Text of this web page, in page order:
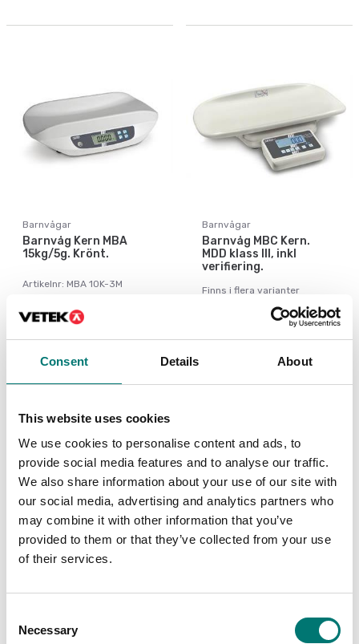
Consent Details About
This website uses cookies
We use cookies to personalise content and ads, to
provide social media features and to analyse our traffic.
We also share information about your use of our site with
our social media, advertising and analytics partners who
may combine it with other information that you’ve
provided to them or that they’ve collected from your use
of their services.
Selection
Necessary
Barnvågar
Barnvåg Kern MBA
15kg/5g. Krönt.
Artikelnr: MBA 10K-3M
Barnvågar
Barnvåg MBC Kern.
MDD klass III, inkl
verifiering.
Finns i flera varianter
Pris från: 7 140 kr
Fordonsvågar
Sportbilsvägning
Bordsvågar
Pris från: 6 690 kr